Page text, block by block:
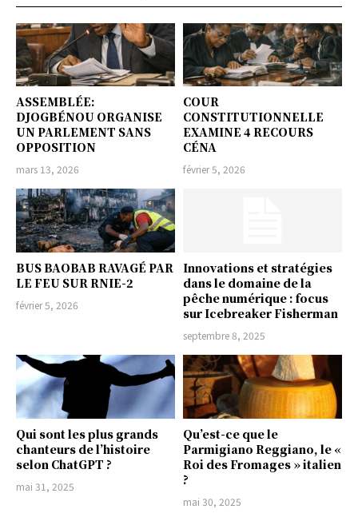
ASSEMBLÉE:
DJOGBÉNOU ORGANISE
UN PARLEMENT SANS
OPPOSITION
mars 13, 2026
COUR
CONSTITUTIONNELLE
EXAMINE 4 RECOURS
CÉNA
février 5, 2026
BUS BAOBAB RAVAGÉ PAR
LE FEU SUR RNIE-2
février 5, 2026
Innovations et stratégies
dans le domaine de la
pêche numérique : focus
sur Icebreaker Fisherman
septembre 8, 2025
Qui sont les plus grands
chanteurs de l’histoire
selon ChatGPT ?
mai 31, 2025
Qu’est-ce que le
Parmigiano Reggiano, le «
Roi des Fromages » italien
?
mai 30, 2025